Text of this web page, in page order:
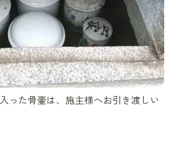
った骨壷は、施主様へお引き渡しい